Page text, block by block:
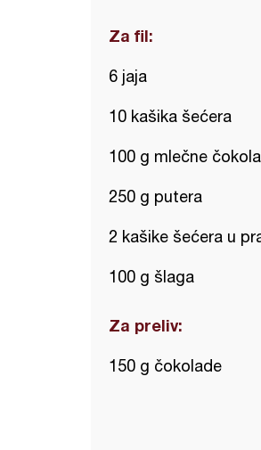
Za fil:
6 jaja
10 kašika šećera
100 g mlečne
250 g putera
2 kašike šećera u
100 g šlaga
Za preliv:
150 g čokolade